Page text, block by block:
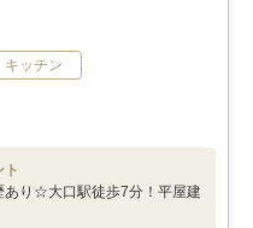
キッチン
ト
り☆大口駅徒歩7分！平屋建